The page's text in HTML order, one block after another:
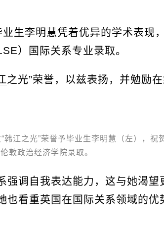
业生李明慧凭着优异的学术表现
）国际关系专业录取。
之光”荣誉，以兹表扬，并勉励
江之光”荣誉予毕业生李明慧（左），祝
伦敦政治经济学院录取。
强调自我表达能力，这与她渴望
也看重英国在国际关系领域的优